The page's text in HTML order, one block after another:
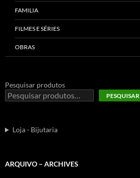
FAMILIA
FILMES E SÉRIES
OBRAS
Pesquisar produtos
PESQUISAR
Loja - Bijutaria
ARQUIVO – ARCHIVES